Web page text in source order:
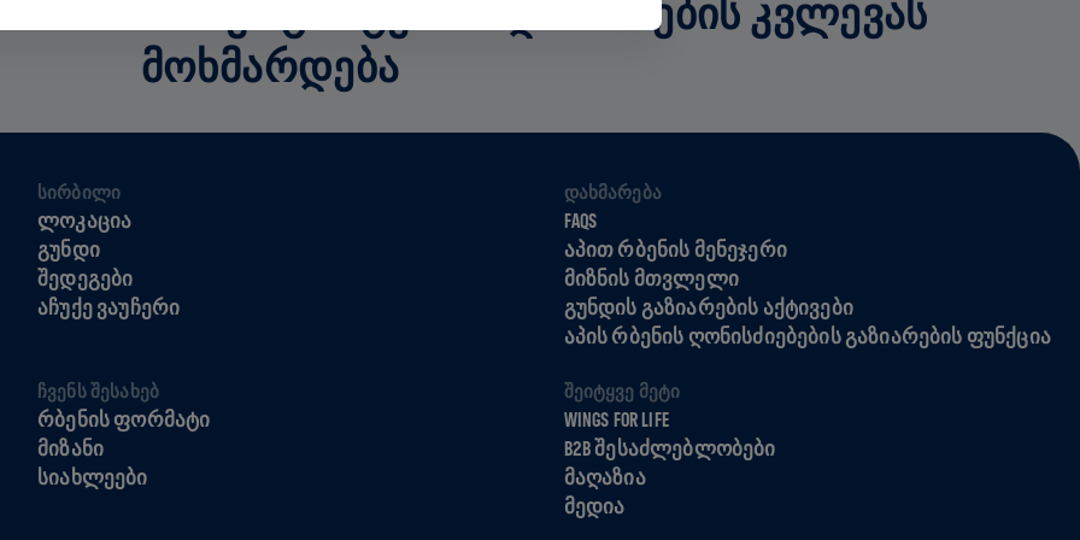
100% ᲖᲣᲠᲒᲘᲡ ᲢᲕᲘᲜᲘᲡ ᲓᲐᲖᲘᲐᲜᲔᲑᲘᲡ ᲙᲕᲚᲔᲕᲐᲡ
ᲛᲝᲮᲛᲐᲠᲓᲔᲑᲐ
ᲡᲘᲠᲑᲘᲚᲘ
ᲚᲝᲙᲐᲪᲘᲐ
ᲒᲣᲜᲓᲘ
ᲨᲔᲓᲔᲒᲔᲑᲘ
ᲐᲩᲣᲥᲔ ᲕᲐᲣᲩᲔᲠᲘ
ᲓᲐᲮᲛᲐᲠᲔᲑᲐ
FAQS
ᲐᲞᲘᲗ ᲠᲑᲔᲜᲘᲡ ᲛᲔᲜᲔᲯᲔᲠᲘ
ᲛᲘᲖᲜᲘᲡ ᲛᲗᲕᲚᲔᲚᲘ
ᲒᲣᲜᲓᲘᲡ ᲒᲐᲖᲘᲐᲠᲔᲑᲘᲡ ᲐᲥᲢᲘᲕᲔᲑᲘ
ᲐᲞᲘᲡ ᲠᲑᲔᲜᲘᲡ ᲦᲝᲜᲘᲡᲫᲘᲔᲑᲔᲑᲘᲡ ᲒᲐᲖᲘᲐᲠᲔᲑᲘᲡ ᲤᲣᲜᲥᲪᲘᲐ
ᲩᲕᲔᲜᲡ ᲨᲔᲡᲐᲮᲔᲑ
ᲠᲑᲔᲜᲘᲡ ᲤᲝᲠᲛᲐᲢᲘ
ᲛᲘᲖᲐᲜᲘ
ᲡᲘᲐᲮᲚᲔᲔᲑᲘ
ᲨᲔᲘᲢᲧᲕᲔ ᲛᲔᲢᲘ
WINGS FOR LIFE
B2B ᲨᲔᲡᲐᲫᲚᲔᲑᲚᲝᲑᲔᲑᲘ
ᲛᲐᲦᲐᲖᲘᲐ
ᲛᲔᲓᲘᲐ